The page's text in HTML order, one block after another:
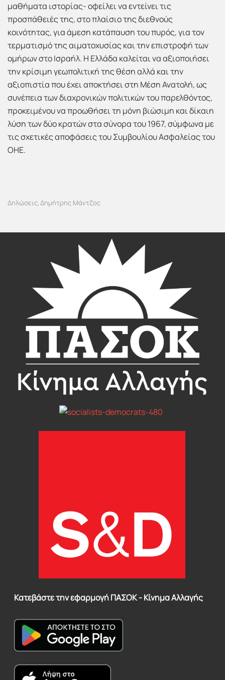
μαθήματα ιστορίας- οφείλει να εντείνει τις
προσπάθειές της, στο πλαίσιο της διεθνούς
κοινότητας, για άμεση κατάπαυση του πυρός, για τον
τερματισμό της αιματοχυσίας και την επιστροφή των
ομήρων στο Ισραήλ. Η Ελλάδα καλείται να αξιοποιήσει
την κρίσιμη γεωπολιτική της θέση αλλά και την
αξιοπιστία που έχει αποκτήσει στη Μέση Ανατολή, ως
συνέπεια των διαχρονικών πολιτικών του παρελθόντος,
προκειμένου να προωθήσει τη μόνη βιώσιμη και δίκαιη
λύση των δύο κρατών στα σύνορα του 1967, σύμφωνα με
τις σχετικές αποφάσεις του Συμβουλίου Ασφαλείας του
ΟΗΕ.
Δηλώσεις,Δημήτρης Μάντζος
Κατεβάστε την εφαρμογή ΠΑΣΟΚ - Κίνημα Αλλαγής